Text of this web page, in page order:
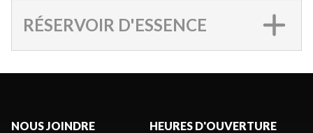
RÉSERVOIR D'ESSENCE
NOUS JOINDRE HEURES D'OUVERTURE